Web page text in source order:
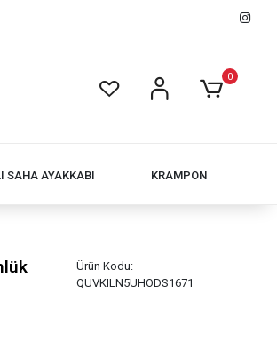
0
SAHA AYAKKABI KRAMPON
Ürün Kodu:
QUVKILN5UHODS1671